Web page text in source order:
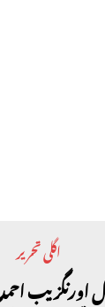
اگلی تحریر